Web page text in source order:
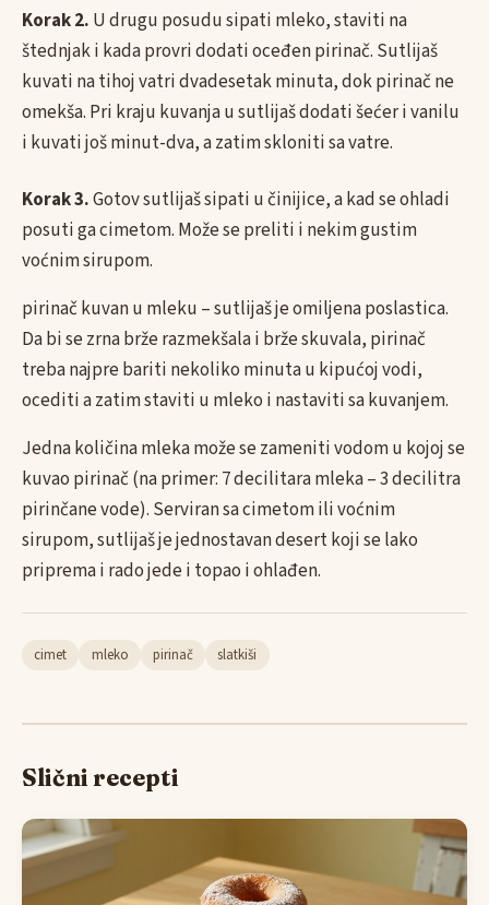
Korak 2. U drugu posudu sipati mleko, staviti na
štednjak i kada provri dodati oceđen pirinač. Sutlijaš
kuvati na tihoj vatri dvadesetak minuta, dok pirinač ne
omekša. Pri kraju kuvanja u sutlijaš dodati šećer i vanilu
i kuvati još minut-dva, a zatim skloniti sa vatre.
Korak 3.Gotov sutlijaš sipati u činijice, a kad se ohladi
posuti ga cimetom. Može se preliti i nekim gustim
voćnim sirupom.
pirinač kuvan u mleku – sutlijaš je omiljena poslastica.
Da bi se zrna brže razmekšala i brže skuvala, pirinač
treba najpre bariti nekoliko minuta u kipućoj vodi,
ocediti a zatim staviti u mleko i nastaviti sa kuvanjem.
Jedna količina mleka može se zameniti vodom u kojoj se
kuvao pirinač (na primer: 7 decilitara mleka – 3 decilitra
pirinčane vode). Serviran sa cimetom ili voćnim
sirupom, sutlijaš je jednostavan desert koji se lako
priprema i rado jede i topao i ohlađen.
cimet mleko pirinač slatkiši
Slični recepti